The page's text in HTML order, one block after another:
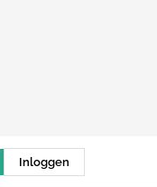
Inloggen